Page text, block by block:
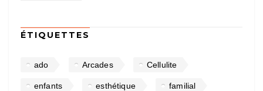
ÉTIQUETTES
ado Arcades Cellulite
enfants esthétique familial